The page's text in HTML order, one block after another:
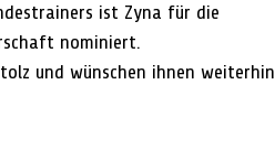
ist Zyna für die
nominiert.
und wünschen ihnen weiterhin